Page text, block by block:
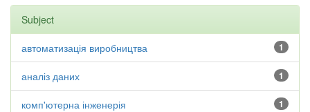
Subject
1
автоматизація виробництва
1
аналіз даних
1
комп'ютерна інженерія